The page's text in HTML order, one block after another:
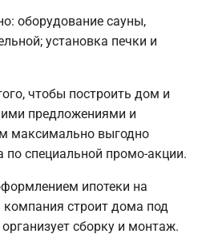
оборудование сауны,
установка печки и
чтобы построить дом и
предложениями и
максимально выгодно
специальной промо-акции.
ипотеки на
строит дома под
сборку и монтаж.